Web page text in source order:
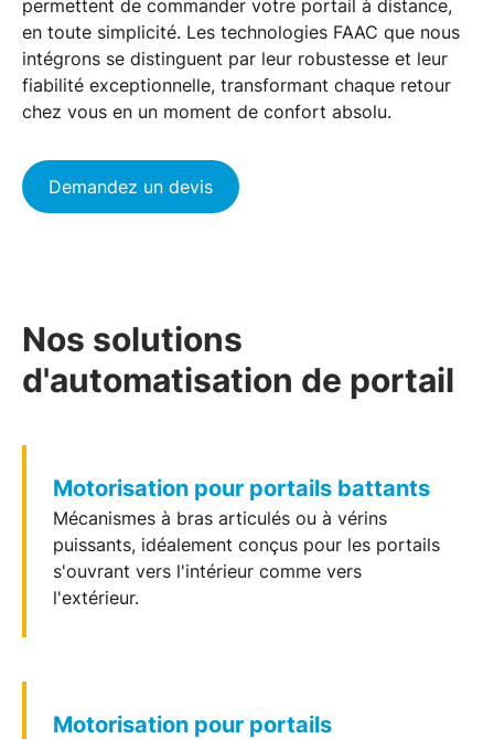
permettent de commander votre portail à distance,
en toute simplicité. Les technologies FAAC que nous
intégrons se distinguent par leur robustesse et leur
fiabilité exceptionnelle, transformant chaque retour
chez vous en un moment de confort absolu.
Demandez un devis
Nos solutions
d'automatisation de portail
Motorisation pour portails battants
Mécanismes à bras articulés ou à vérins
puissants, idéalement conçus pour les portails
s'ouvrant vers l'intérieur comme vers
l'extérieur.
Motorisation pour portails